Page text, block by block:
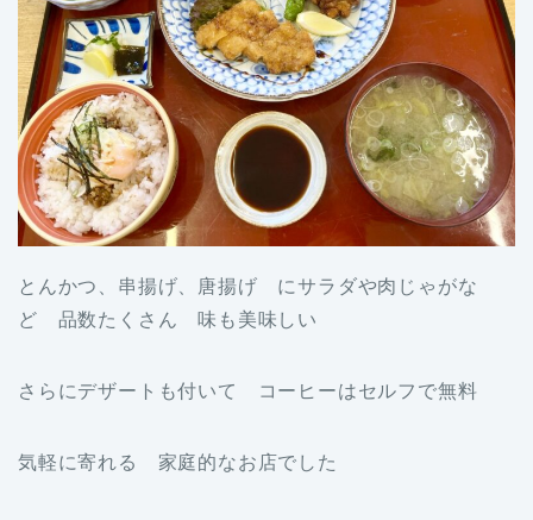
とんかつ、串揚げ、唐揚げ にサラダや肉じゃがな
ど 品数たくさん 味も美味しい
さらにデザートも付いて コーヒーはセルフで無料
気軽に寄れる 家庭的なお店でした